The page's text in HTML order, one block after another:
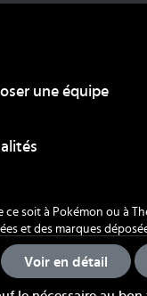
une équipe
soit à Pokémon ou à
et des marques
2026
Voir en détail